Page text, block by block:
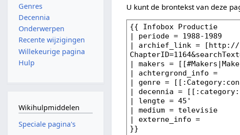
U kunt de brontekst van deze
Genres
Decennia
Onderwerpen
Recente wijzigingen
Willekeurige pagina
Hulp
Wikihulpmiddelen
Speciale pagina's